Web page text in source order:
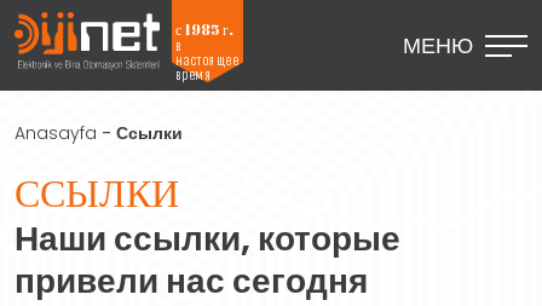
с 1985 г.
в
настоящее
время
МЕНЮ
Anasayfa - Ссылки
ССЫЛКИ
Наши ссылки, которые
привели нас сегодня